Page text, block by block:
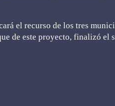
el recurso de los tres
de este proyecto, finalizó el